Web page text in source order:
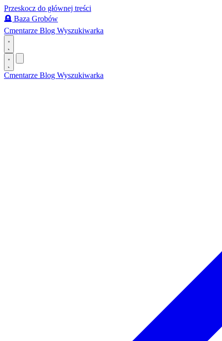
Przeskocz do głównej treści
🪦 Baza Grobów
Cmentarze Blog Wyszukiwarka
Cmentarze Blog Wyszukiwarka